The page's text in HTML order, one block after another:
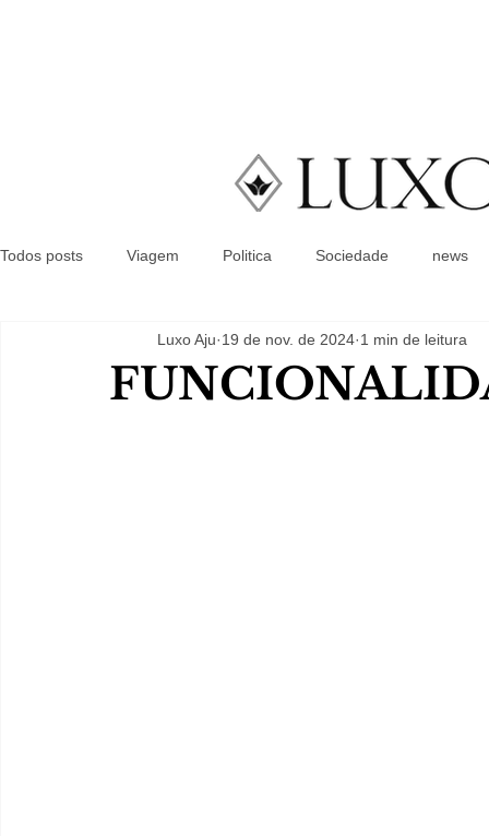
Todos posts Viagem Politica Sociedade news
Luxo Aju 19 de nov. de 2024 1 min de leitura